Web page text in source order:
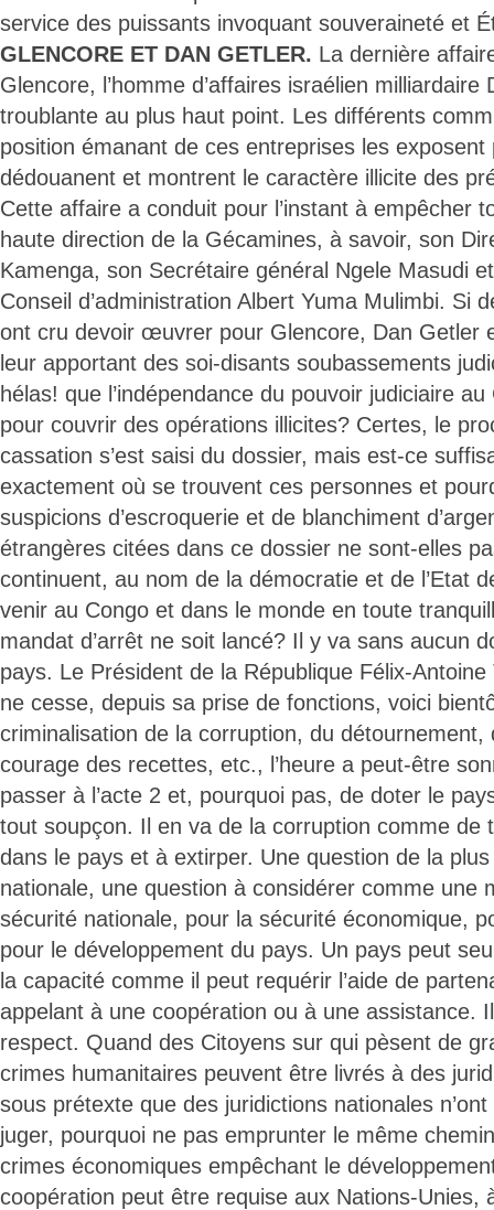
service des puissants invoquant souveraineté et
GLENCORE ET DAN GETLER. La dernière
Glencore, l’homme d’affaires israélien milliardaire
troublante au plus haut point. Les différents
position émanant de ces entreprises les exposent
dédouanent et montrent le caractère illicite des
Cette affaire a conduit pour l’instant à empêcher
haute direction de la Gécamines, à savoir, son
Kamenga, son Secrétaire général Ngele Masudi
Conseil d’administration Albert Yuma Mulimbi. Si
ont cru devoir œuvrer pour Glencore, Dan Getler
leur apportant des soi-disants soubassements
hélas! que l’indépendance du pouvoir judiciaire
pour couvrir des opérations illicites? Certes, le
cassation s’est saisi du dossier, mais est-ce
exactement où se trouvent ces personnes et
suspicions d’escroquerie et de blanchiment
étrangères citées dans ce dossier ne sont-elles
continuent, au nom de la démocratie et de l’Etat
venir au Congo et dans le monde en toute
mandat d’arrêt ne soit lancé? Il y va sans aucun
pays. Le Président de la République Félix-Antoine
ne cesse, depuis sa prise de fonctions, voici
criminalisation de la corruption, du détournement,
courage des recettes, etc., l’heure a peut-être
passer à l’acte 2 et, pourquoi pas, de doter le
tout soupçon. Il en va de la corruption comme de
dans le pays et à extirper. Une question de la
nationale, une question à considérer comme une
sécurité nationale, pour la sécurité économique,
pour le développement du pays. Un pays peut
la capacité comme il peut requérir l’aide de
appelant à une coopération ou à une assistance.
respect. Quand des Citoyens sur qui pèsent de
crimes humanitaires peuvent être livrés à des
sous prétexte que des juridictions nationales
juger, pourquoi ne pas emprunter le même
crimes économiques empêchant le
coopération peut être requise aux Nations-Unies,